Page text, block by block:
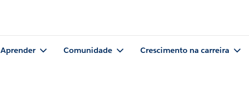
Aprender Comunidade Crescimento na carreira